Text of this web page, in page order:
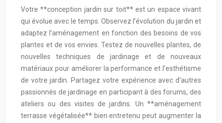
Votre **conception jardin sur toit** est un espace vivant
qui évolue avec le temps. Observez l’évolution du jardin et
adaptez l’aménagement en fonction des besoins de vos
plantes et de vos envies. Testez de nouvelles plantes, de
nouvelles techniques de jardinage et de nouveaux
matériaux pour améliorer la performance et l’esthétisme
de votre jardin. Partagez votre expérience avec d’autres
passionnés de jardinage en participant à des forums, des
ateliers ou des visites de jardins. Un **aménagement
terrasse végétalisée** bien entretenu peut augmenter la